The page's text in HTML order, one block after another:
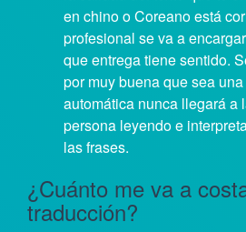
en chino o Coreano está
profesional se va a
que entrega tiene sentido.
por muy buena que sea
automática nunca llegará a
persona leyendo e
las frases.
¿Cuánto me va a
traducción?